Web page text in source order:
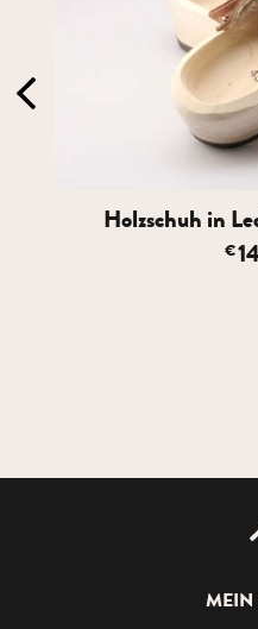
Holzschuh in
€